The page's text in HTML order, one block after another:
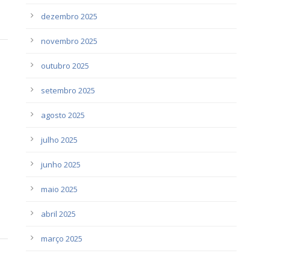
dezembro 2025
novembro 2025
outubro 2025
setembro 2025
agosto 2025
julho 2025
junho 2025
maio 2025
abril 2025
março 2025